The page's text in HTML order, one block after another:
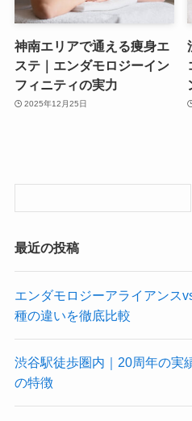
神南エリアで通える痩身エ
ステ｜エンダモロジーイン
フィニティの実力
2025年12月25日
最近の投稿
エンダモロジーアライアンス
種の違いを徹底比較
渋谷駅徒歩圏内｜20周年の実
の特徴